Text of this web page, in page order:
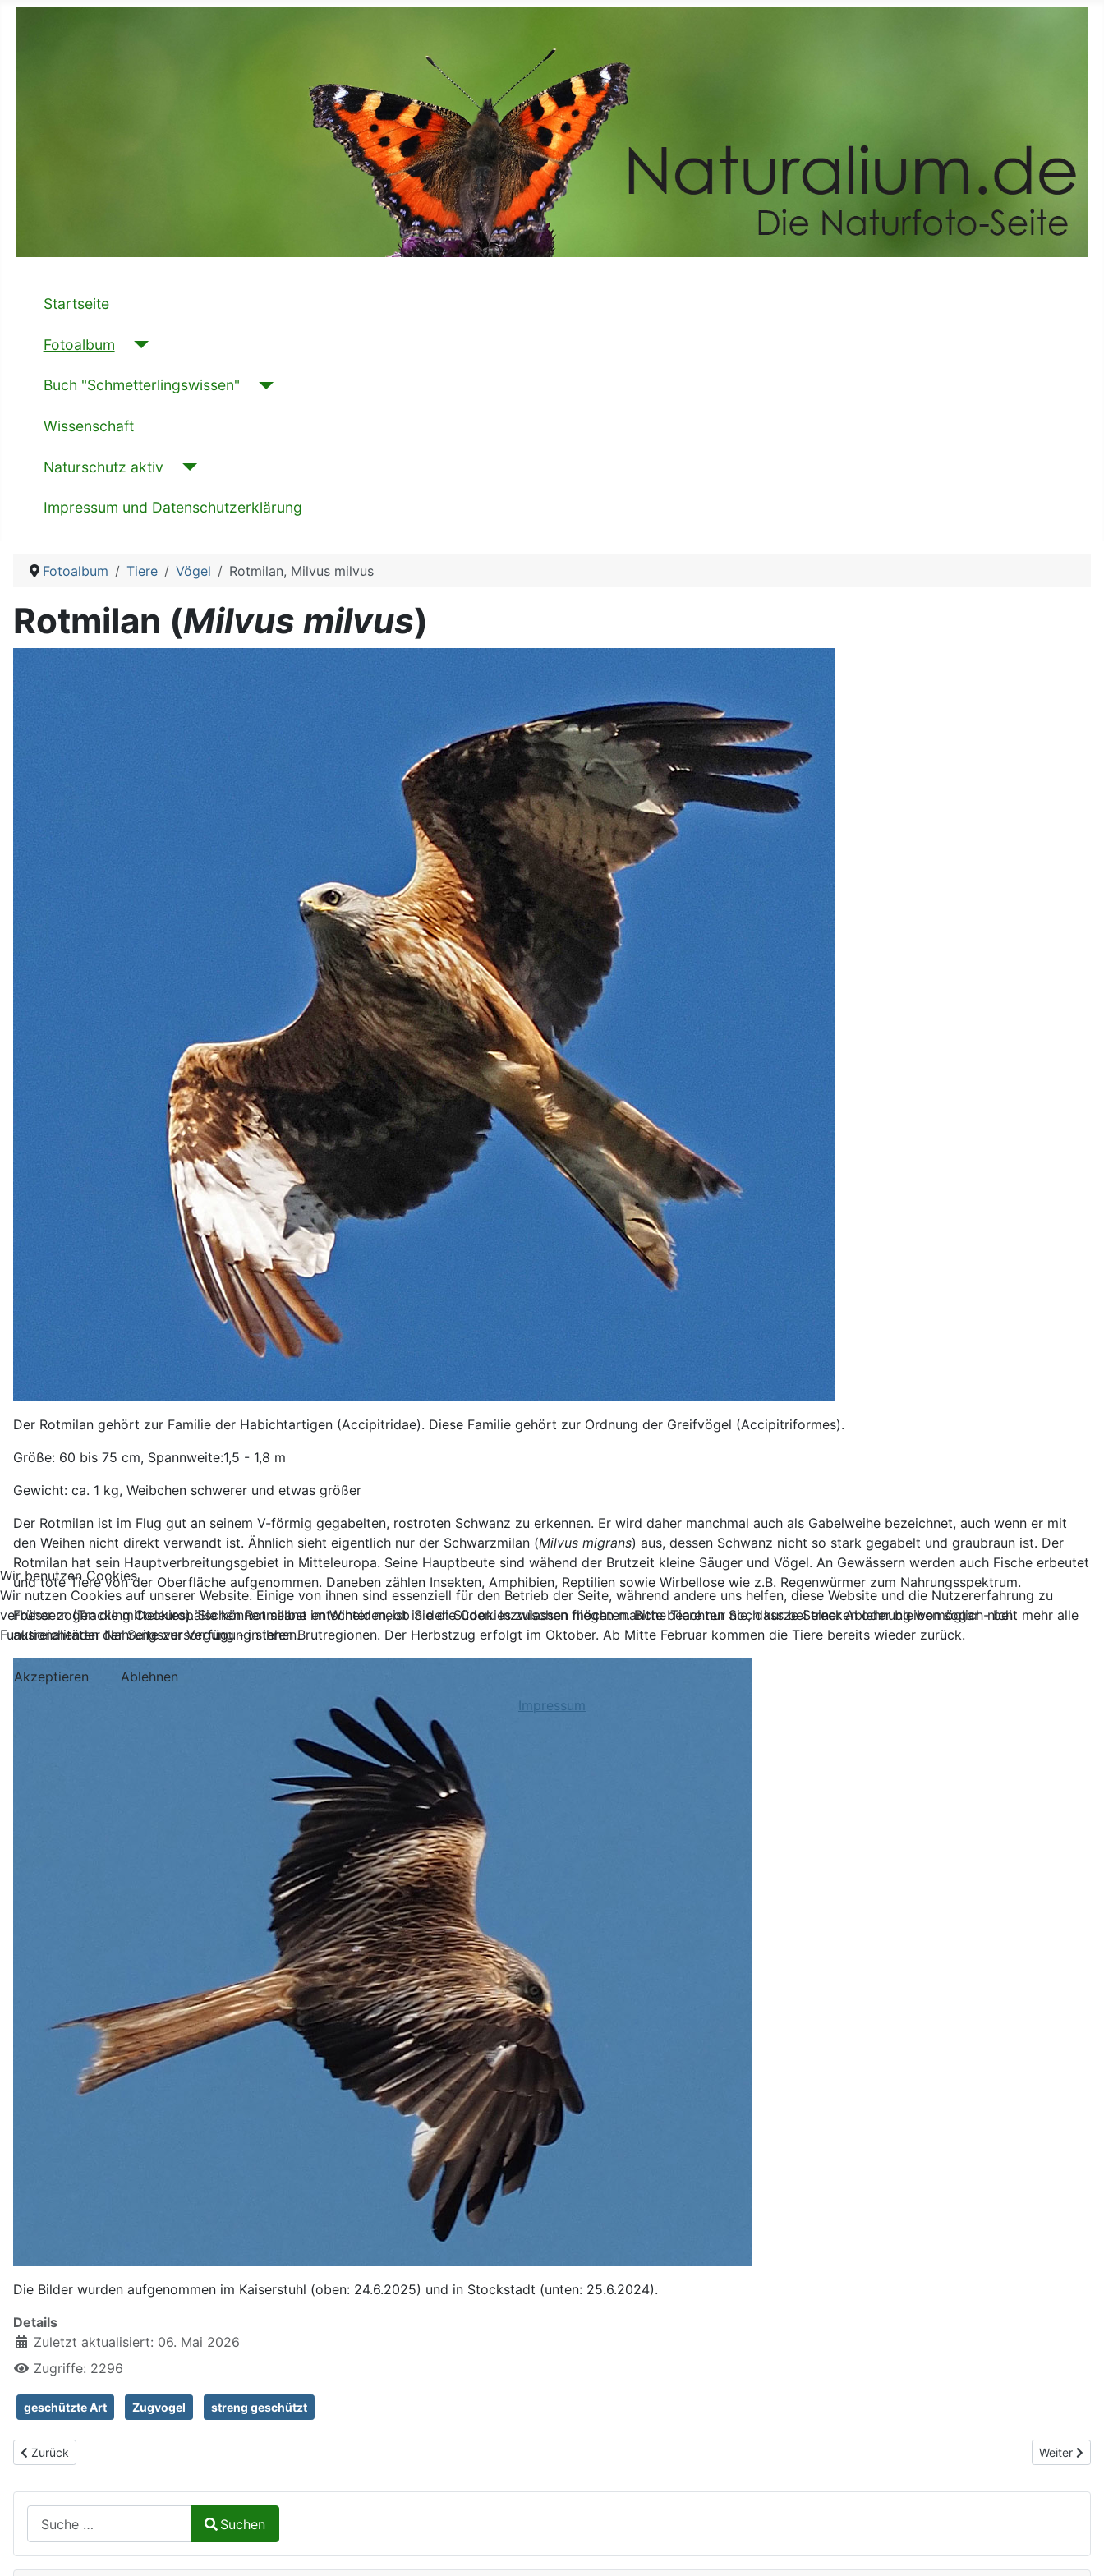
Startseite
Fotoalbum
Buch "Schmetterlingswissen"
Wissenschaft
Naturschutz aktiv
Impressum und Datenschutzerklärung
Fotoalbum Tiere Vögel Rotmilan, Milvus milvus
Rotmilan (Milvus milvus)
Der Rotmilan gehört zur Familie der Habichtartigen (Accipitridae). Diese Familie gehört zur Ordnung der Greifvögel (Accipitriformes).
Größe: 60 bis 75 cm, Spannweite:1,5 - 1,8 m
Gewicht: ca. 1 kg, Weibchen schwerer und etwas größer
Der Rotmilan ist im Flug gut an seinem V-förmig gegabelten, rostroten Schwanz zu erkennen. Er wird daher manchmal auch als Gabelweihe bezeichnet, auch wenn er mit
den Weihen nicht direkt verwandt ist. Ähnlich sieht eigentlich nur der Schwarzmilan (Milvus migrans) aus, dessen Schwanz nicht so stark gegabelt und graubraun ist. Der
Rotmilan hat sein Hauptverbreitungsgebiet in Mitteleuropa. Seine Hauptbeute sind wähend der Brutzeit kleine Säuger und Vögel. An Gewässern werden auch Fische erbeutet
und tote Tiere von der Oberfläche aufgenommen. Daneben zählen Insekten, Amphibien, Reptilien sowie Wirbellose wie z.B. Regenwürmer zum Nahrungsspektrum.
Früher zogen die mitteleuropäischen Rotmilane im Winter meist in den Süden. Inzwischen fliegen manche Tiere nur noch kurze Strecken oder bleiben sogar - bei
ausreichender Nahrungsversorgung - in ihren Brutregionen. Der Herbstzug erfolgt im Oktober. Ab Mitte Februar kommen die Tiere bereits wieder zurück.
Die Bilder wurden aufgenommen im Kaiserstuhl (oben: 24.6.2025) und in Stockstadt (unten: 25.6.2024).
Details
Zuletzt aktualisiert: 06. Mai 2026
Zugriffe: 2296
geschützte Art Zugvogel streng geschützt
Vorheriger Beitrag: Mäusebussard, Buteo buteo
Zurück Nächster
Weiter
Type 2 or more characters for results.
Suchen
Wir benutzen Cookies
Wir nutzen Cookies auf unserer Website. Einige von ihnen sind essenziell für den Betrieb der Seite, während andere uns helfen, diese Website und die Nutzererfahrung zu
verbessern (Tracking Cookies). Sie können selbst entscheiden, ob Sie die Cookies zulassen möchten. Bitte beachten Sie, dass bei einer Ablehnung womöglich nicht mehr alle
Funktionalitäten der Seite zur Verfügung stehen.
Akzeptieren
Ablehnen
Impressum